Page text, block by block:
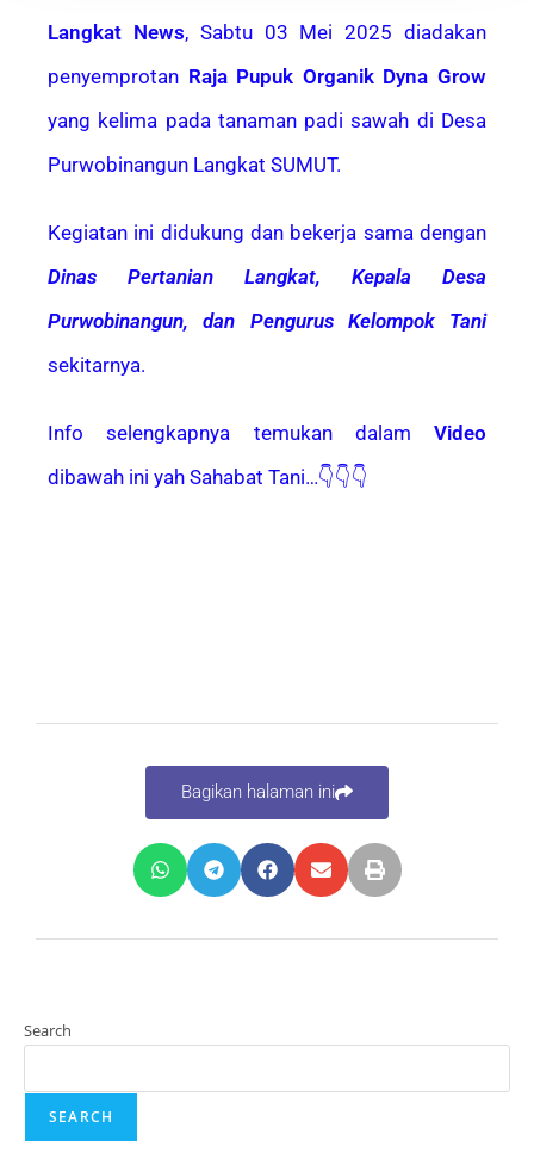
Langkat News, Sabtu 03 Mei 2025 diadakan
penyemprotan Raja Pupuk Organik Dyna Grow
yang kelima pada tanaman padi sawah di Desa
Purwobinangun Langkat SUMUT.
Kegiatan ini didukung dan bekerja sama dengan
Dinas Pertanian Langkat, Kepala Desa
Purwobinangun, dan Pengurus Kelompok Tani
sekitarnya.
Info selengkapnya temukan dalam Video
dibawah ini yah Sahabat Tani…👇👇👇
Bagikan halaman ini
Search
SEARCH